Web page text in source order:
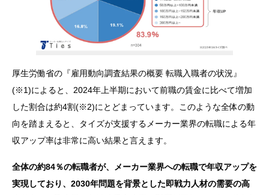
厚生労働省の『雇用動向調査結果の概要 転職入職者の状況』
(※1)によると、2024年上半期において前職の賃金に比べて増加
した割合は約4割(※2)にとどまっています。このような全体の動
向を踏まえると、タイズが支援するメーカー業界の転職による年
収アップ率は非常に高い結果と言えます。
全体の約84％の転職者が、メーカー業界への転職で年収アップを
実現しており、2030年問題を背景とした即戦力人材の需要の高